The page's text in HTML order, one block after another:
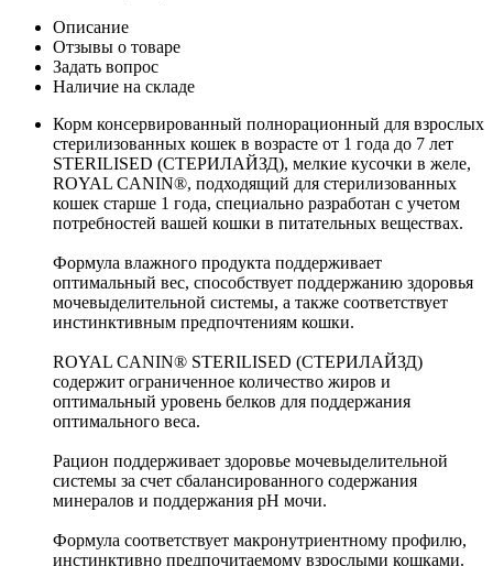
Описание
Отзывы о товаре
Задать вопрос
Наличие на складе
Корм консервированный полнорационный для взрослых
стерилизованных кошек в возрасте от 1 года до 7 лет
STERILISED (СТЕРИЛАЙЗД), мелкие кусочки в желе,
ROYAL CANIN®, подходящий для стерилизованных
кошек старше 1 года, специально разработан c учетом
потребностей вашей кошки в питательных веществах.
Формула влажного продукта поддерживает
оптимальный вес, способствует поддержанию здоровья
мочевыделительной системы, а также соответствует
инстинктивным предпочтениям кошки.
ROYAL CANIN® STERILISED (СТЕРИЛАЙЗД)
содержит ограниченное количество жиров и
оптимальный уровень белков для поддержания
оптимального веса.
Рацион поддерживает здоровье мочевыделительной
системы за счет сбалансированного cодержания
минералов и поддержания рН мочи.
Формула соответствует макронутриентному профилю,
инстинктивно предпочитаемому взрослыми кошками.